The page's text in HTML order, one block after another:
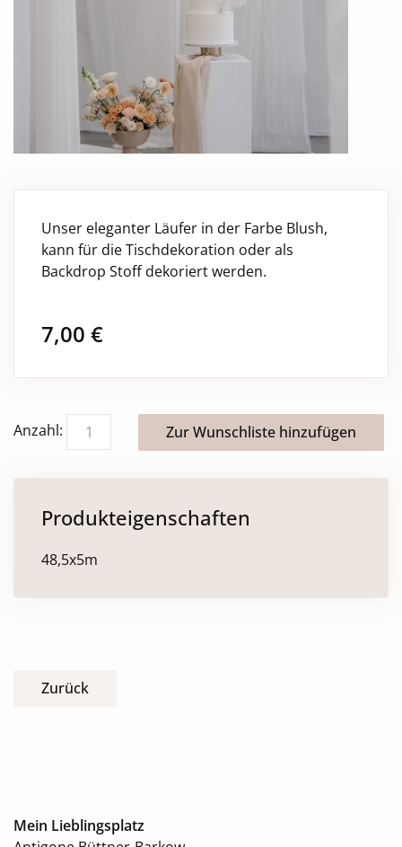
Unser eleganter Läufer in der Farbe Blush,
kann für die Tischdekoration oder als
Backdrop Stoff dekoriert werden.
7,00 €
Anzahl:
Produkteigenschaften
48,5x5m
Zurück
Mein Lieblingsplatz